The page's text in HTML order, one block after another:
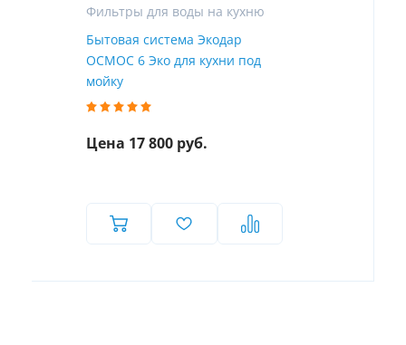
Фильтры для воды на кухню
Бытовая система Экодар
ОСМОС 6 Эко для кухни под
мойку
Цена 17 800 руб.